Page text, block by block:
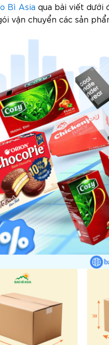
Bì Asia qua bài viết dưới
vận chuyển các sản